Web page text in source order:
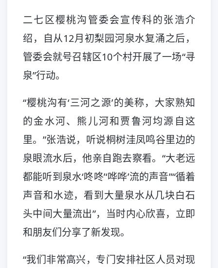
二七区樱桃沟管委会宣传科的张浩介
绍，自从12月初梨园河泉水复涌之后，
管委会就号召辖区10个村开展了一场“寻
泉”行动。
“樱桃沟有‘三河之源’的美称，大家熟知
的金水河、熊儿河和贾鲁河均源自这
里。”张浩说，听说桐树洼凤鸣谷里边的
泉眼流水后，他亲自跑去察看。“大老远
都能听到泉水‘咚咚’‘哗哗’流的声音”“循着
声音和水迹，看到大量泉水从几块白石
头中间大量流出”，当时内心欣喜，立即
和朋友们分享了新发现。
“我们非常高兴，专门安排社区人员对现